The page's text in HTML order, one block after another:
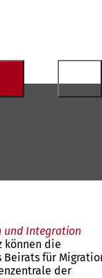
und Integration
können die
Beirats für
der